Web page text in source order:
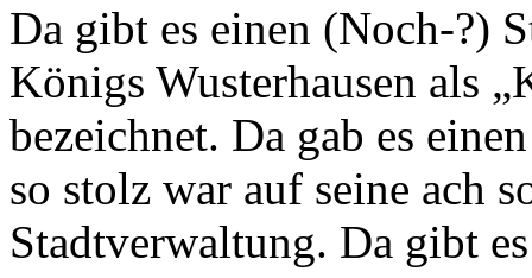
Da gibt es einen (Noch-?)
Königs Wusterhausen als
bezeichnet. Da gab es
so stolz war auf seine ach
Stadtverwaltung. Da gibt